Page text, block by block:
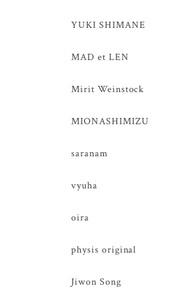
YUKI SHIMANE
MAD et LEN
Mirit Weinstock
MIONASHIMIZU
saranam
vyuha
oira
physis original
Jiwon Song